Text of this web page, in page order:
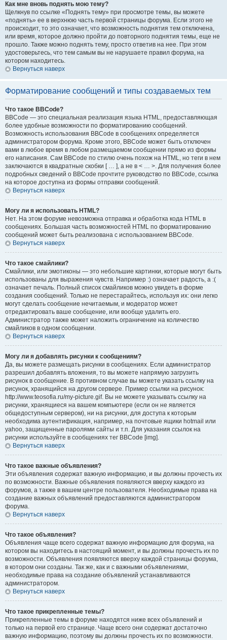
Как мне вновь поднять мою тему?
Щелкнув по ссылке «Поднять тему» при просмотре темы, вы можете
«поднять» ее в верхнюю часть первой страницы форума. Если этого не
происходит, то это означает, что возможность поднятия тем отключена,
или время, которое должно пройти до повторного поднятия темы, еще не
прошло. Также можно поднять тему, просто ответив на нее. При этом
удостоверьтесь, что тем самым вы не нарушаете правил форума, на
котором находитесь.
Вернуться наверх
Форматирование сообщений и типы создаваемых тем
Что такое BBCode?
BBCode — это специальная реализация языка HTML, предоставляющая
более удобные возможности по форматированию сообщений.
Возможность использования BBCode в сообщениях определяется
администратором форума. Кроме этого, BBCode может быть отключен
вами в любое время в любом размещаемом сообщении прямо из формы
его написания. Сам BBCode по стилю очень похож на HTML, но теги в нем
заключаются в квадратные скобки [ … ], а не в < … >. Для получения более
подробных сведений о BBCode прочтите руководство по BBCode, ссылка
на которое доступна из формы отправки сообщений.
Вернуться наверх
Могу ли я использовать HTML?
Нет. На этом форуме невозможна отправка и обработка кода HTML в
сообщениях. Большая часть возможностей HTML по форматированию
сообщений может быть реализована с использованием BBCode.
Вернуться наверх
Что такое смайлики?
Смайлики, или эмотиконы — это небольшие картинки, которые могут быть
использованы для выражения чувств. Например :) означает радость, а :(
означает печаль. Полный список смайликов можно увидеть в форме
создания сообщений. Только не перестарайтесь, используя их: они легко
могут сделать сообщение нечитаемым, и модератор может
отредактировать ваше сообщение, или вообще удалить его.
Администратор также может наложить ограничение на количество
смайликов в одном сообщении.
Вернуться наверх
Могу ли я добавлять рисунки к сообщениям?
Да, вы можете размещать рисунки в сообщениях. Если администратор
разрешил добавлять вложения, то вы можете напрямую загрузить
рисунок в сообщение. В противном случае вы можете указать ссылку на
рисунок, хранящийся на другом сервере. Пример ссылки на рисунок:
http://www.teosofia.ru/my-picture.gif. Вы не можете указывать ссылку на
рисунки, хранящиеся на вашем компьютере (если он не является
общедоступным сервером), ни на рисунки, для доступа к которым
необходима аутентификация, например, на почтовые ящики hotmail или
yahoo, защищенные паролями сайты и т.п. Для указания ссылок на
рисунки используйте в сообщениях тег BBCode [img].
Вернуться наверх
Что такое важные объявления?
Эти объявления содержат важную информацию, и вы должны прочесть их
по возможности. Важные объявления появляются вверху каждого из
форумов, а также в вашем центре пользователя. Необходимые права на
создание важных объявлений предоставляются администратором
форума.
Вернуться наверх
Что такое объявления?
Объявления чаще всего содержат важную информацию для форума, на
котором вы находитесь в настоящий момент, и вы должны прочесть их по
возможности. Объявления появляются вверху каждой страницы форума,
в котором они созданы. Так же, как и с важными объявлениями,
необходимые права на создание объявлений устанавливаются
администратором.
Вернуться наверх
Что такое прикрепленные темы?
Прикрепленные темы в форуме находятся ниже всех объявлений и
только на первой его странице. Чаще всего они содержат достаточно
важную информацию, поэтому вы должны прочесть их по возможности.